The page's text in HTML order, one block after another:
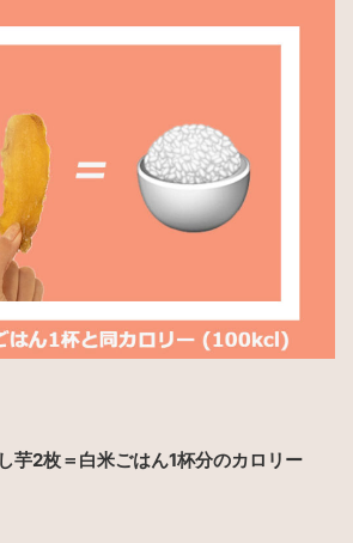
芋2枚＝白米ごはん1杯分のカロリー